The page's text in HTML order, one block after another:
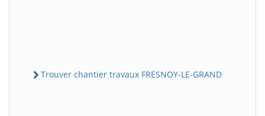
Trouver chantier travaux FRESNOY-LE-GRAND